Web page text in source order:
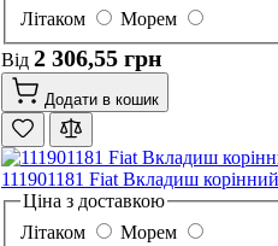
Літаком
Морем
Від 2 306,55 грн
Додати в кошик
111901181 Fiat Вкладиш
Ціна з доставкою
Літаком
Морем